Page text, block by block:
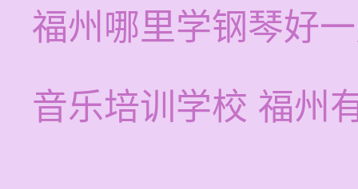
福州哪里学钢琴好
音乐培训学校 福州